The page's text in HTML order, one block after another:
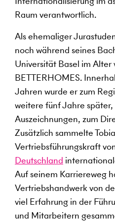
Raum verantwortlich.
Als ehemaliger
noch während seines
Universität Basel im Alter
BETTERHOMES.
Jahren wurde er zum
weitere fünf Jahre
Auszeichnungen, zum
Zusätzlich sammelte
Vertriebsführungskraft
Deutschland
Auf seinem Karriereweg
Vertriebshandwerk von
viel Erfahrung in der
und Mitarbeitern